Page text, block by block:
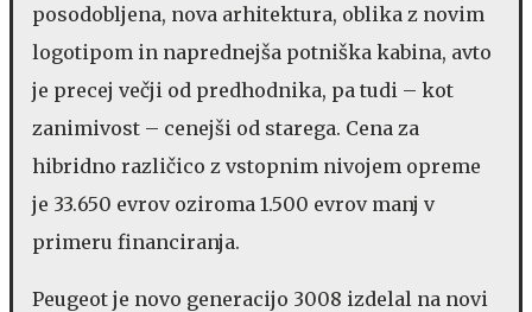
posodobljena, nova arhitektura, oblika z novim
logotipom in naprednejša potniška kabina, avto
je precej večji od predhodnika, pa tudi – kot
zanimivost – cenejši od starega. Cena za
hibridno različico z vstopnim nivojem opreme
je 33.650 evrov oziroma 1.500 evrov manj v
primeru financiranja.
Peugeot je novo generacijo 3008 izdelal na novi